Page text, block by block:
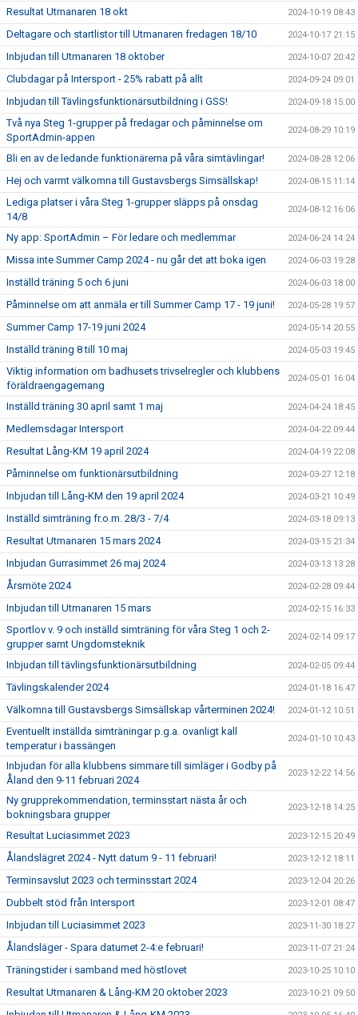
Resultat Utmanaren 18 okt 2024-10-19 08:43
Deltagare och startlistor till Utmanaren fredagen 18/10 2024-10-17 21:15
Inbjudan till Utmanaren 18 oktober 2024-10-07 20:42
Clubdagar på Intersport - 25% rabatt på allt 2024-09-24 09:01
Inbjudan till Tävlingsfunktionärsutbildning i GSS! 2024-09-18 15:00
Två nya Steg 1-grupper på fredagar och påminnelse om
SportAdmin-appen
2024-08-29 10:19
Bli en av de ledande funktionärerna på våra simtävlingar! 2024-08-28 12:06
Hej och varmt välkomna till Gustavsbergs Simsällskap! 2024-08-15 11:14
Lediga platser i våra Steg 1-grupper släpps på onsdag
14/8
2024-08-12 16:06
Ny app: SportAdmin – För ledare och medlemmar 2024-06-24 14:24
Missa inte Summer Camp 2024 - nu går det att boka igen 2024-06-03 19:28
Inställd träning 5 och 6 juni 2024-06-03 18:00
Påminnelse om att anmäla er till Summer Camp 17 - 19 juni! 2024-05-28 19:57
Summer Camp 17-19 juni 2024 2024-05-14 20:55
Inställd träning 8 till 10 maj 2024-05-03 19:45
Viktig information om badhusets trivselregler och klubbens
föräldraengagemang
2024-05-01 16:04
Inställd träning 30 april samt 1 maj 2024-04-24 18:45
Medlemsdagar Intersport 2024-04-22 09:44
Resultat Lång-KM 19 april 2024 2024-04-19 22:08
Påminnelse om funktionärsutbildning 2024-03-27 12:18
Inbjudan till Lång-KM den 19 april 2024 2024-03-21 10:49
Inställd simträning fr.o.m. 28/3 - 7/4 2024-03-18 09:13
Resultat Utmanaren 15 mars 2024 2024-03-15 21:34
Inbjudan Gurrasimmet 26 maj 2024 2024-03-13 13:28
Årsmöte 2024 2024-02-28 09:44
Inbjudan till Utmanaren 15 mars 2024-02-15 16:33
Sportlov v. 9 och inställd simträning för våra Steg 1 och 2-
grupper samt Ungdomsteknik
2024-02-14 09:17
Inbjudan till tävlingsfunktionärsutbildning 2024-02-05 09:44
Tävlingskalender 2024 2024-01-18 16:47
Välkomna till Gustavsbergs Simsällskap vårterminen 2024! 2024-01-12 10:51
Eventuellt inställda simträningar p.g.a. ovanligt kall
temperatur i bassängen
2024-01-10 10:43
Inbjudan för alla klubbens simmare till simläger i Godby på
Åland den 9-11 februari 2024
2023-12-22 14:56
Ny grupprekommendation, terminsstart nästa år och
bokningsbara grupper
2023-12-18 14:25
Resultat Luciasimmet 2023 2023-12-15 20:49
Ålandslägret 2024 - Nytt datum 9 - 11 februari! 2023-12-12 18:11
Terminsavslut 2023 och terminsstart 2024 2023-12-04 20:26
Dubbelt stöd från Intersport 2023-12-01 08:47
Inbjudan till Luciasimmet 2023 2023-11-30 18:27
Ålandsläger - Spara datumet 2-4:e februari! 2023-11-07 21:24
Träningstider i samband med höstlovet 2023-10-25 10:10
Resultat Utmanaren & Lång-KM 20 oktober 2023 2023-10-21 09:50